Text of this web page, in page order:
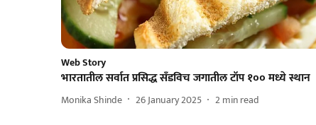
Web Story
भारतातील सर्वात प्रसिद्ध सँडविच जगातील टॉप १०० मध्ये स्थान
Monika Shinde 26 January 2025 2min read